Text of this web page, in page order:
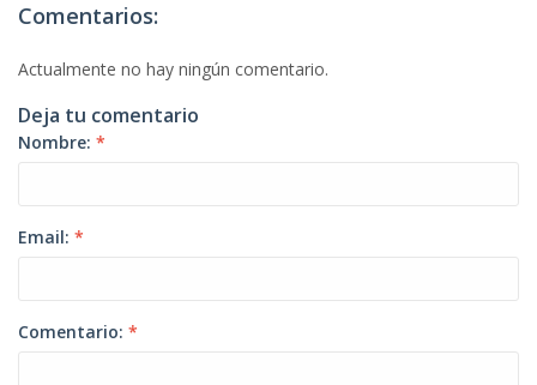
Comentarios:
Actualmente no hay ningún comentario.
Deja tu comentario
Nombre: *
Email: *
Comentario: *